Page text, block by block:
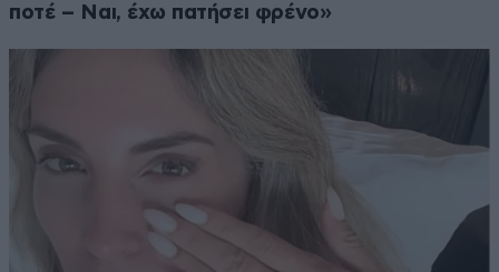
ποτέ – Ναι, έχω πατήσει φρένο»